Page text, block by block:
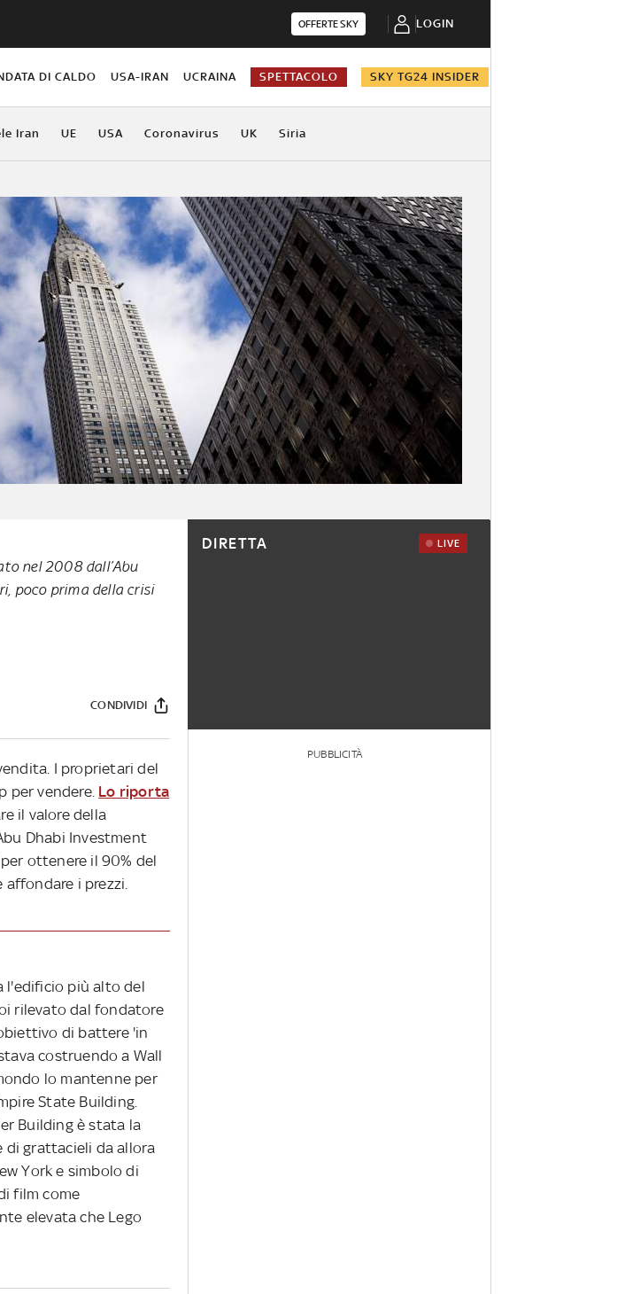
OFFERTE SKY LOGIN
DI CALDO USA-IRAN UCRAINA SPETTACOLO SKY TG24 INSIDER
Iran UE USA Coronavirus UK Siria
nel 2008 dall’Abu
poco prima della crisi
CONDIVIDI
I proprietari del
per vendere. Lo riporta
il valore della
Dhabi Investment
ottenere il 90% del
affondare i prezzi.
l'edificio più alto del
rilevato dal fondatore
di battere 'in
costruendo a Wall
lo mantenne per
State Building.
Building è stata la
di grattacieli da allora
York e simbolo di
film come
elevata che Lego
DIRETTA LIVE
PUBBLICITÀ